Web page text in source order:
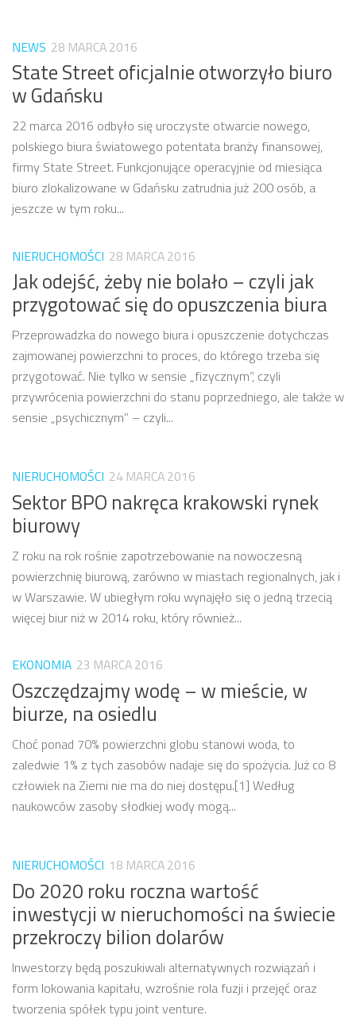
NEWS 28 MARCA 2016
State Street oficjalnie otworzyło biuro
w Gdańsku
22 marca 2016 odbyło się uroczyste otwarcie nowego,
polskiego biura światowego potentata branży finansowej,
firmy State Street. Funkcjonujące operacyjnie od miesiąca
biuro zlokalizowane w Gdańsku zatrudnia już 200 osób, a
jeszcze w tym roku...
NIERUCHOMOŚCI 28 MARCA 2016
Jak odejść, żeby nie bolało – czyli jak
przygotować się do opuszczenia biura
Przeprowadzka do nowego biura i opuszczenie dotychczas
zajmowanej powierzchni to proces, do którego trzeba się
przygotować. Nie tylko w sensie „fizycznym”, czyli
przywrócenia powierzchni do stanu poprzedniego, ale także w
sensie „psychicznym” – czyli...
NIERUCHOMOŚCI 24 MARCA 2016
Sektor BPO nakręca krakowski rynek
biurowy
Z roku na rok rośnie zapotrzebowanie na nowoczesną
powierzchnię biurową, zarówno w miastach regionalnych, jak i
w Warszawie. W ubiegłym roku wynajęło się o jedną trzecią
więcej biur niż w 2014 roku, który również...
EKONOMIA 23 MARCA 2016
Oszczędzajmy wodę – w mieście, w
biurze, na osiedlu
Choć ponad 70% powierzchni globu stanowi woda, to
zaledwie 1% z tych zasobów nadaje się do spożycia. Już co 8
człowiek na Ziemi nie ma do niej dostępu.[1] Według
naukowców zasoby słodkiej wody mogą...
NIERUCHOMOŚCI 18 MARCA 2016
Do 2020 roku roczna wartość
inwestycji w nieruchomości na świecie
przekroczy bilion dolarów
Inwestorzy będą poszukiwali alternatywnych rozwiązań i
form lokowania kapitału, wzrośnie rola fuzji i przejęć oraz
tworzenia spółek typu joint venture.